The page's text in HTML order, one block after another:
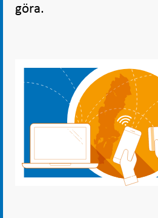
göra.